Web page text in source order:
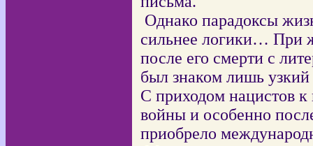
Однако парадоксы
сильнее логики… При
после его смерти с
был знаком лишь узкий
С приходом нацистов
войны и особенно
приобрело